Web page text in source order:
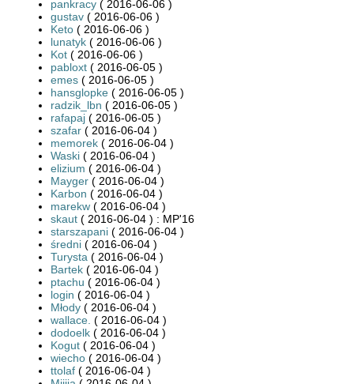
pankracy ( 2016-06-06 )
gustav ( 2016-06-06 )
Keto ( 2016-06-06 )
lunatyk ( 2016-06-06 )
Kot ( 2016-06-06 )
pabloxt ( 2016-06-05 )
emes ( 2016-06-05 )
hansglopke ( 2016-06-05 )
radzik_lbn ( 2016-06-05 )
rafapaj ( 2016-06-05 )
szafar ( 2016-06-04 )
memorek ( 2016-06-04 )
Waski ( 2016-06-04 )
elizium ( 2016-06-04 )
Mayger ( 2016-06-04 )
Karbon ( 2016-06-04 )
marekw ( 2016-06-04 )
skaut ( 2016-06-04 ) : MP'16
starszapani ( 2016-06-04 )
średni ( 2016-06-04 )
Turysta ( 2016-06-04 )
Bartek ( 2016-06-04 )
ptachu ( 2016-06-04 )
login ( 2016-06-04 )
Młody ( 2016-06-04 )
wallace. ( 2016-06-04 )
dodoelk ( 2016-06-04 )
Kogut ( 2016-06-04 )
wiecho ( 2016-06-04 )
ttolaf ( 2016-06-04 )